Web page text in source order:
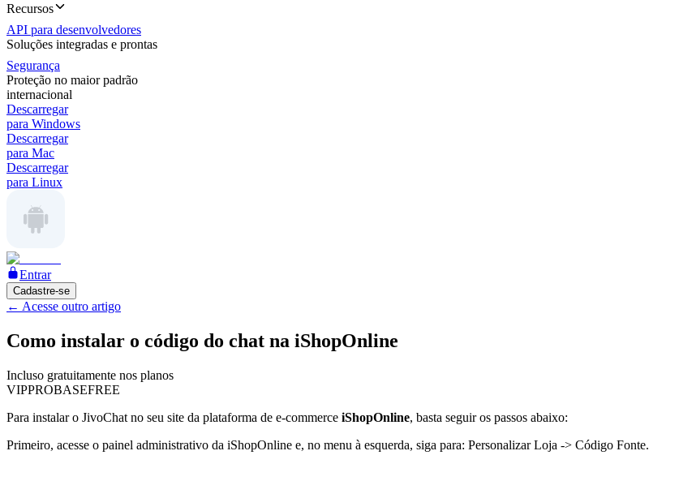
Recursos
API para desenvolvedores
Soluções integradas e prontas
Segurança
Proteção no maior padrão
internacional
Descarregar
para Windows
Descarregar
para Mac
Descarregar
para Linux
Entrar
Cadastre-se
← Acesse outro artigo
Como instalar o código do chat na iShopOnline
Incluso gratuitamente nos planos
VIPPROBASEFREE
Para instalar o JivoChat no seu site da plataforma de e-commerce iShopOnline, basta seguir os passos abaixo:
Primeiro, acesse o painel administrativo da iShopOnline e, no menu à esquerda, siga para: Personalizar Loja -> Código Fonte.